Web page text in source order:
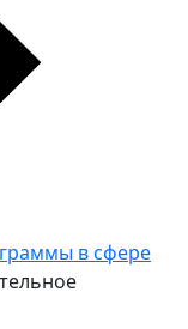
в сфере